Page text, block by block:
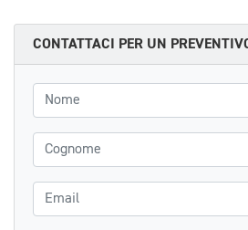
CONTATTACI PER UN
Nome
Cognome
Email